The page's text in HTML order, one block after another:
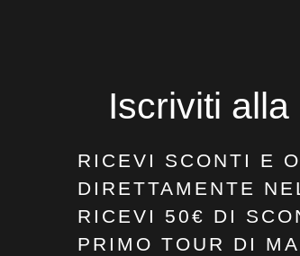
Iscriviti
RICEVI SCONTI E
DIRETTAMENTE
RICEVI 50€ DI
PRIMO TOUR DI